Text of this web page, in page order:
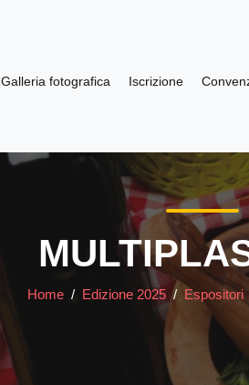
Home / Edizione 2025 / Espositori
Galleria fotografica Iscrizione